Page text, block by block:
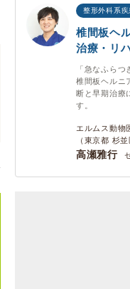
整形外科系疾
椎間板ヘ
治療・リ
「急なふらつ
椎間板ヘルニ
断と早期治療
す。
エルムス動物
（東京都 杉並
高瀬雅行